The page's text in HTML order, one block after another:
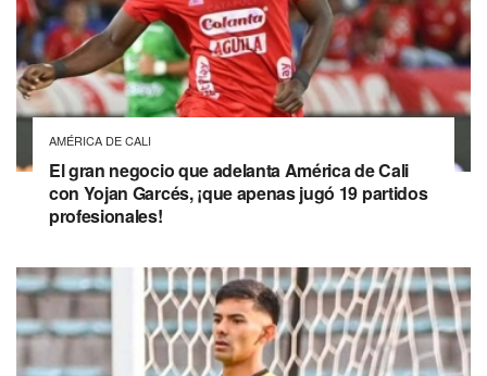
AMÉRICA DE CALI
El gran negocio que adelanta América de Cali
con Yojan Garcés, ¡que apenas jugó 19 partidos
profesionales!